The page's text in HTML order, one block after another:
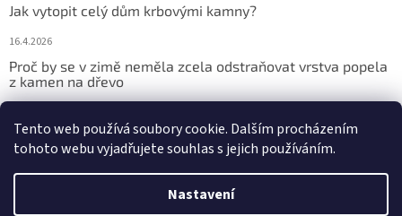
Tento web používá soubory cookie. Dalším procházením
tohoto webu vyjadřujete souhlas s jejich používáním.
Nastavení
Jak vytopit celý dům krbovými kamny?
16.4.2026
Proč by se v zimě neměla zcela odstraňovat vrstva popela
z kamen na dřevo